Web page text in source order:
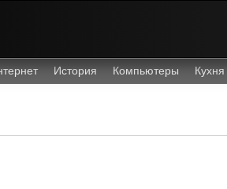
История Компьютеры Кухня